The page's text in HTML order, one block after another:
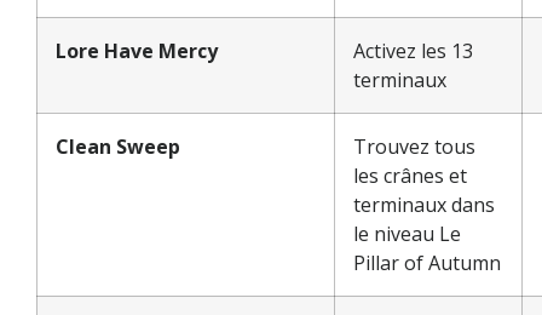
Lore Have Mercy
Activez les 13
terminaux
Clean Sweep
Trouvez tous
les crânes et
terminaux dans
le niveau Le
Pillar of Autumn